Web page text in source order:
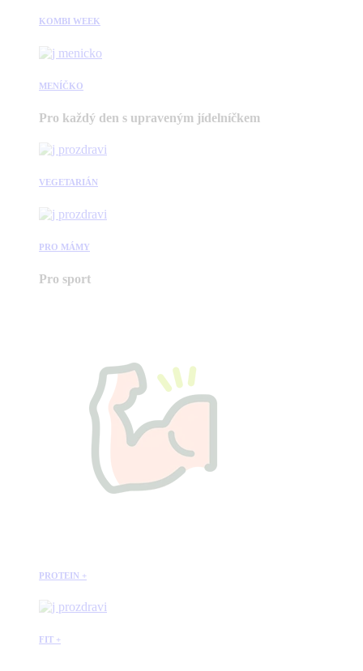
KOMBI WEEK
MENÍČKO
Pro každý den s upraveným jídelníčkem
VEGETARIÁN
PRO MÁMY
Pro sport
PROTEIN +
FIT +